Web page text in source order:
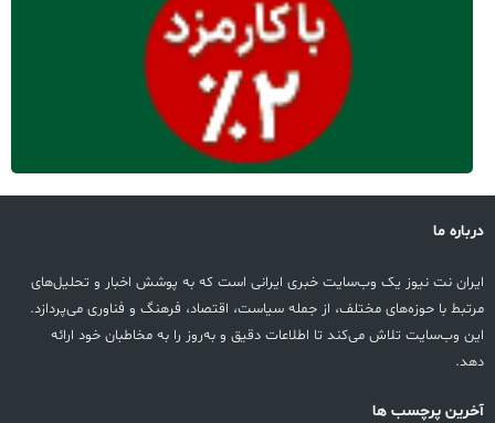
درباره ما
ایران نت نیوز یک وب‌سایت خبری ایرانی است که به پوشش اخبار و تحلیل‌های
مرتبط با حوزه‌های مختلف، از جمله سیاست، اقتصاد، فرهنگ و فناوری می‌پردازد.
این وب‌سایت تلاش می‌کند تا اطلاعات دقیق و به‌روز را به مخاطبان خود ارائه
دهد.
آخرین پرچسب ها